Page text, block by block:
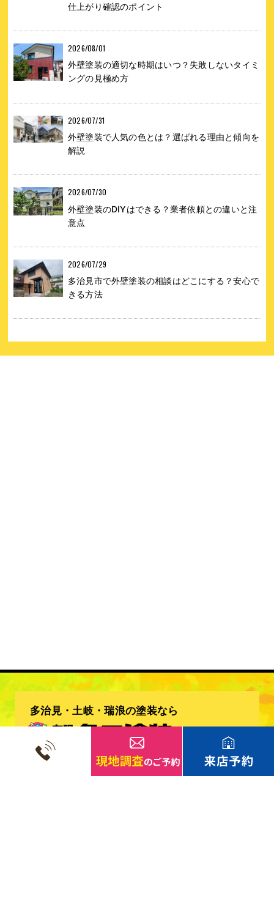
仕上がり確認のポイント
2026/08/01
外壁塗装の適切な時期はいつ？失敗しないタイミ
ングの見極め方
2026/07/31
外壁塗装で人気の色とは？選ばれる理由と傾向を
解説
2026/07/30
外壁塗装のDIYはできる？業者依頼との違いと注
意点
2026/07/29
多治見市で外壁塗装の相談はどこにする？安心で
きる方法
多治見・土岐・瑞浪の塗装なら